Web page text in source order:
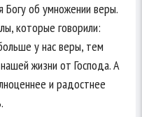
Богу об умножении веры.
которые говорили:
у нас веры, тем
жизни от Господа. А
и радостнее